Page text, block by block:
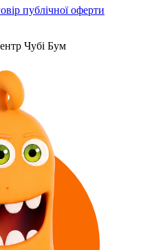
публічної оферти
Чубі Бум